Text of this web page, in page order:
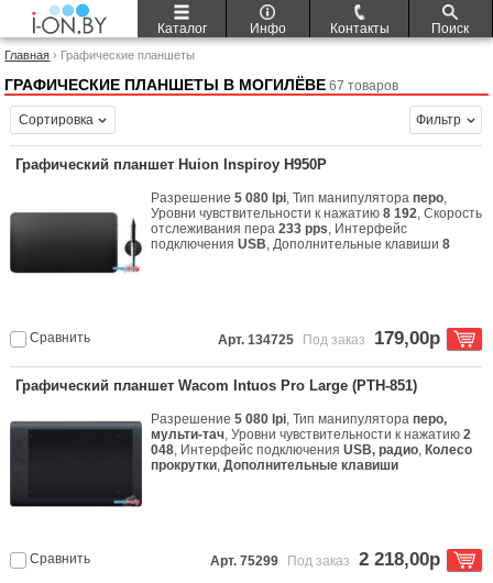
Каталог Инфо Контакты Поиск
Главная › Графические планшеты
ГРАФИЧЕСКИЕ ПЛАНШЕТЫ В МОГИЛЁВЕ 67 товаров
Сортировка Фильтр
Графический планшет Huion Inspiroy H950P
Разрешение5 080 lpi, Тип манипулятораперо,
Уровни чувствительности к нажатию8 192, Скорость
отслеживания пера233 pps, Интерфейс
подключенияUSB, Дополнительные клавиши8
Сравнить Арт. 134725 Под заказ 179,00р
Графический планшет Wacom Intuos Pro Large (PTH-851)
Разрешение5 080 lpi, Тип манипулятораперо,
мульти-тач, Уровни чувствительности к нажатию2
048, Интерфейс подключенияUSB, радио, Колесо
прокрутки,Дополнительные клавиши
Сравнить Арт. 75299 Под заказ 2 218,00р